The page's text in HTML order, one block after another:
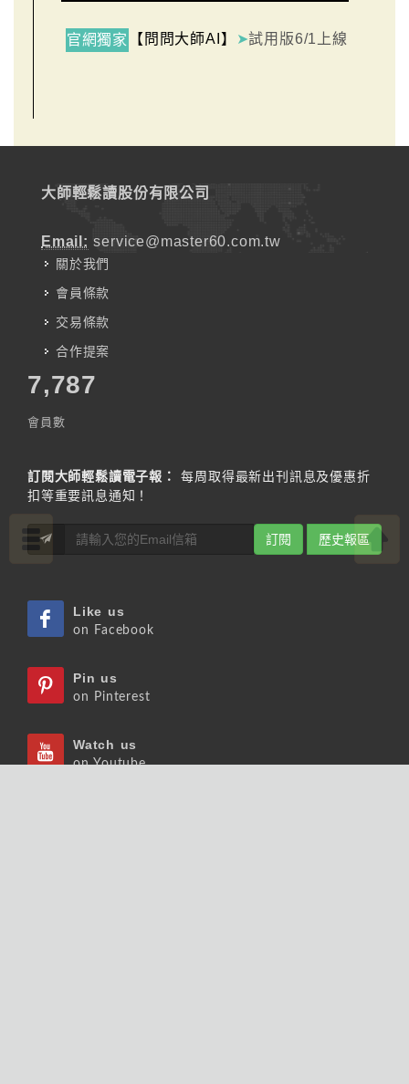
官網獨家 【問問大師AI】 ➤試用版6/1上線
大師輕鬆讀股份有限公司
Email: service@master60.com.tw
關於我們
會員條款
交易條款
合作提案
7,787
會員數
訂閱大師輕鬆讀電子報：
每周取得最新出刊訊息及優惠折
扣等重要訊息通知！
訂閱 歷史報區
Like us
on Facebook
Pin us
on Pinterest
Watch us
on Youtube